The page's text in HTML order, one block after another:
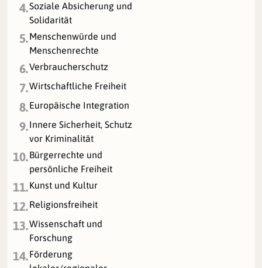
4.Soziale Absicherung und
Solidarität
5.Menschenwürde und
Menschenrechte
6.Verbraucherschutz
7.Wirtschaftliche Freiheit
8.Europäische Integration
9.Innere Sicherheit, Schutz
vor Kriminalität
10.Bürgerrechte und
persönliche Freiheit
11.Kunst und Kultur
12.Religionsfreiheit
13.Wissenschaft und
Forschung
14.Förderung